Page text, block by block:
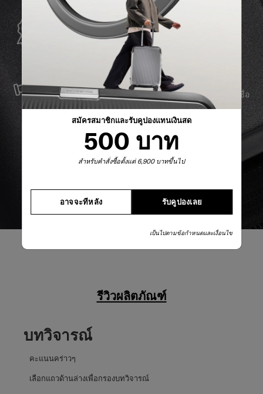
สมัครสมาชิกและรับคูปองแทนเงินสด
500 บาท
สำหรับคำสั่งซื้อตั้งแต่ 6,900 บาทขึ้นไป
รับคูปองเลย
อาจจะทีหลัง
เป็นไปตามข้อกำหนดและเงื่อนไข
การรับประกันทั่วโลก
Samsonite รับประกันการใช้งานทั่วโลก เพื่อให้มั่นใจว่า
ผลิตภัณฑ์ Samsonite ของคุณจะอยู่เคียงข้างคุณเสมอ
บริการและซ่อมแซม
เราผลิตสินค้าด้วยวัสดุที่ดีที่สุด พร้อมบริการสนับสนุนที่เชื่อ
ถือได้ เพื่อให้คุณก้าวไปข้างหน้าได้อย่างราบรื่น ไม่ว่าจะ
เกิดอะไรขึ้นก็ตาม
รีวิวผลิตภัณฑ์
บทวิจารณ์
คะแนนคร่าวๆ
เลือกแถวด้านล่างเพื่อกรองบทวิจารณ์